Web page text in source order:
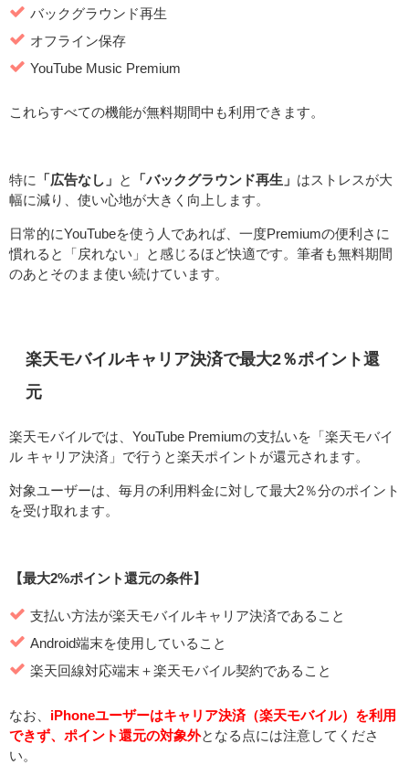
バックグラウンド再生
オフライン保存
YouTube Music Premium
これらすべての機能が無料期間中も利用できます。
特に 「広告なし」 と 「バックグラウンド再生」 はストレスが大
幅に減り、使い心地が大きく向上します。
日常的にYouTubeを使う人であれば、一度Premiumの便利さに
慣れると「戻れない」と感じるほど快適です。筆者も無料期間
のあとそのまま使い続けています。
楽天モバイルキャリア決済で最大2％ポイント還
元
楽天モバイルでは、YouTube Premiumの支払いを「楽天モバイ
ル キャリア決済」で行うと楽天ポイントが還元されます。
対象ユーザーは、毎月の利用料金に対して最大2％分のポイント
を受け取れます。
【最大2%ポイント還元の条件】
支払い方法が楽天モバイルキャリア決済であること
Android端末を使用していること
楽天回線対応端末＋楽天モバイル契約であること
なお、 iPhoneユーザーはキャリア決済（楽天モバイル）を利用
できず、ポイント還元の対象外となる点には注意してくださ
い。